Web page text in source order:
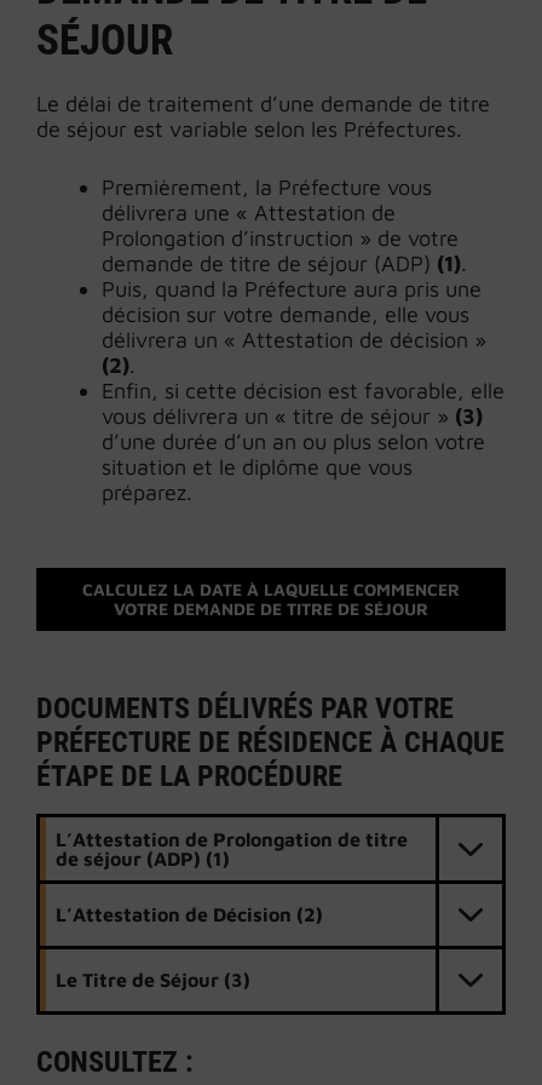
SÉJOUR
Le délai de traitement d’une demande de titre
de séjour est variable selon les Préfectures.
Premièrement, la Préfecture vous
délivrera une « Attestation de
Prolongation d’instruction » de votre
demande de titre de séjour (ADP) (1).
Puis, quand la Préfecture aura pris une
décision sur votre demande, elle vous
délivrera un « Attestation de décision »
(2).
Enfin, si cette décision est favorable, elle
vous délivrera un « titre de séjour » (3)
d’une durée d’un an ou plus selon votre
situation et le diplôme que vous
préparez.
CALCULEZ LA DATE À LAQUELLE COMMENCER
VOTRE DEMANDE DE TITRE DE SÉJOUR
DOCUMENTS DÉLIVRÉS PAR VOTRE
PRÉFECTURE DE RÉSIDENCE À CHAQUE
ÉTAPE DE LA PROCÉDURE
L’Attestation de Prolongation de titre
de séjour (ADP) (1)
L’Attestation de Décision (2)
Le Titre de Séjour (3)
CONSULTEZ :